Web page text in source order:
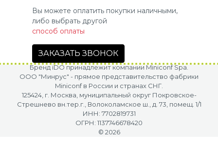
Вы можете оплатить покупки наличными,
либо выбрать другой
способ оплаты
ЗАКАЗАТЬ ЗВОНОК
Бренд iDO принадлежит компании Miniconf Spa.
OOO "Минрус" - прямое представительство фабрики
Miniconf в России и странах СНГ.
125424, г. Москва, муниципальный округ Покровское-
Стрешнево вн.тер.г., Волоколамское ш., д. 73, помещ. 1/1
ИНН: 7702819731
ОГРН: 1137746678420
© 2026